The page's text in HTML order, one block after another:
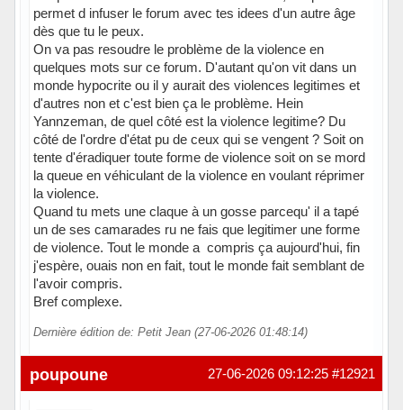
permet d infuser le forum avec tes idees d'un autre âge
dès que tu le peux.
On va pas resoudre le problème de la violence en
quelques mots sur ce forum. D'autant qu'on vit dans un
monde hypocrite ou il y aurait des violences legitimes et
d'autres non et c'est bien ça le problème. Hein
Yannzeman, de quel côté est la violence legitime? Du
côté de l'ordre d'état pu de ceux qui se vengent ? Soit on
tente d'éradiquer toute forme de violence soit on se mord
la queue en véhiculant de la violence en voulant réprimer
la violence.
Quand tu mets une claque à un gosse parcequ' il a tapé
un de ses camarades ru ne fais que legitimer une forme
de violence. Tout le monde a compris ça aujourd'hui, fin
j'espère, ouais non en fait, tout le monde fait semblant de
l'avoir compris.
Bref complexe.
Dernière édition de: Petit Jean (27-06-2026 01:48:14)
En ligne #12921
27-06-2026 09:12:25
poupoune